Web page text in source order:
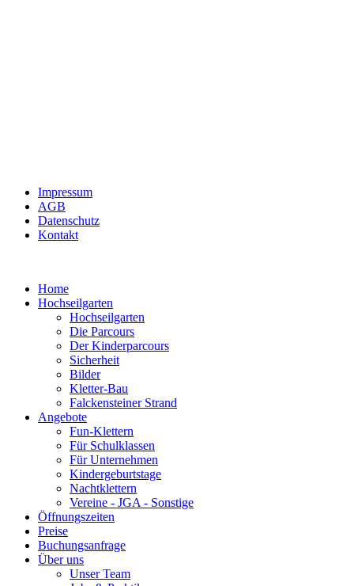
Impressum
AGB
Datenschutz
Kontakt
Home
Hochseilgarten
Hochseilgarten
Die Parcours
Der Kinderparcours
Sicherheit
Bilder
Kletter-Bau
Falckensteiner Strand
Angebote
Fun-Klettern
Für Schulklassen
Für Unternehmen
Kindergeburtstage
Nachtklettern
Vereine - JGA - Sonstige
Öffnungszeiten
Preise
Buchungsanfrage
Über uns
Unser Team